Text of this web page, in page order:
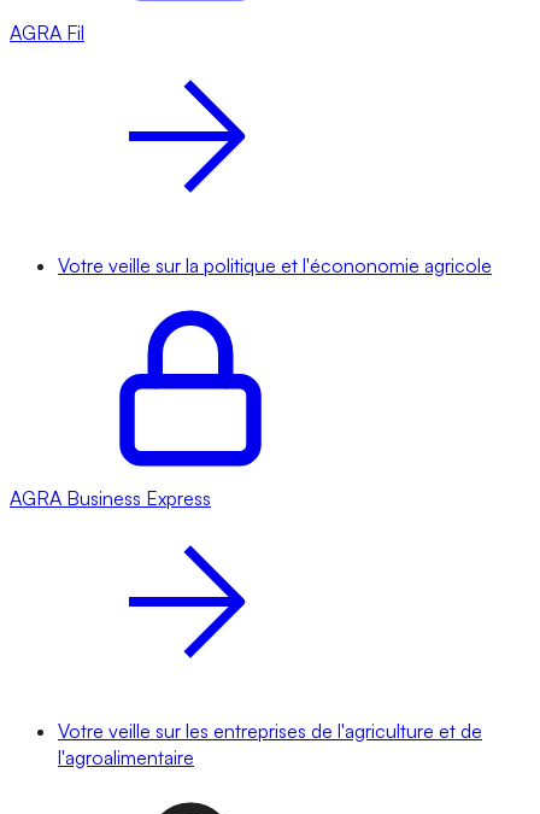
AGRA Fil
Votre veille sur la politique et l'écononomie agricole
AGRA Business Express
Votre veille sur les entreprises de l'agriculture et de
l'agroalimentaire